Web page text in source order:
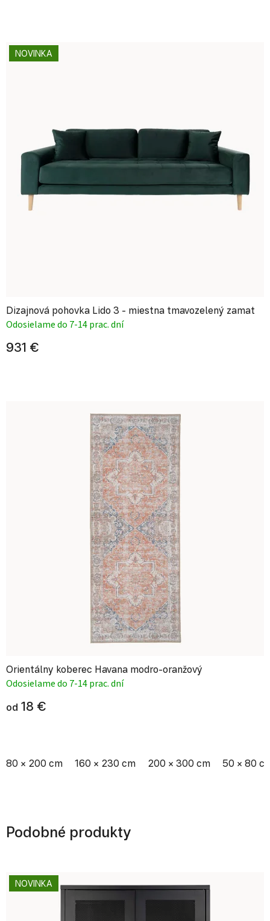
NOVINKA
Dizajnová pohovka Lido 3 - miestna tmavozelený zamat
Odosielame do 7-14 prac. dní
931 €
Orientálny koberec Havana modro-oranžový
Odosielame do 7-14 prac. dní
od 18 €
80 × 200 cm 160 × 230 cm 200 × 300 cm 50 × 80
Podobné produkty
NOVINKA